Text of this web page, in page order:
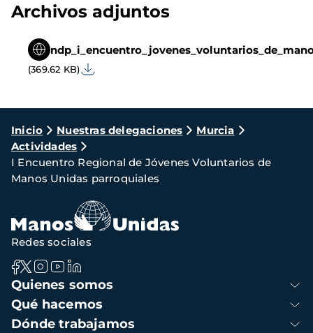
Archivos adjuntos
(369.62 KB)
Ruta
de
navegación
Inicio Nuestras delegaciones
Murcia
Actividades
I Encuentro Regional de Jóvenes Voluntarios de
Manos Unidas parroquiales
Navegación
principal
Quienes somos
Qué hacemos
Dónde trabajamos
Redes sociales